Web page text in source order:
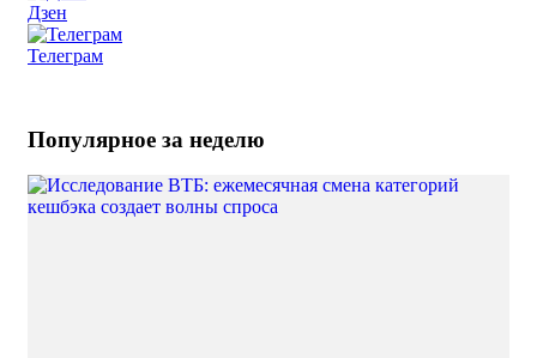
Дзен
Телеграм
Популярное за неделю